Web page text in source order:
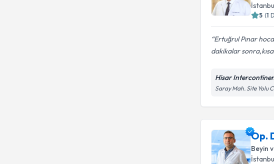
5 (1
Ertuğrul Pınar
dakikalar
Hisar
Saray Mah. Site Yolu
Op.
Beyin